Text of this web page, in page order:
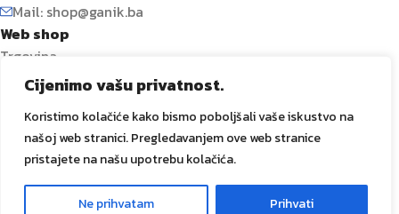
Cijenimo vašu privatnost.
Koristimo kolačiće kako bismo poboljšali vaše iskustvo na
našoj web stranici. Pregledavanjem ove web stranice
pristajete na našu upotrebu kolačića.
Ne prihvatam Prihvati
Mail: shop@ganik.ba
Web shop
Trgovina
Promocije
Dostava i plaćanje
Prati narudžbu
GANIK IDA d.o.o.
O nama
Ganik trendovi